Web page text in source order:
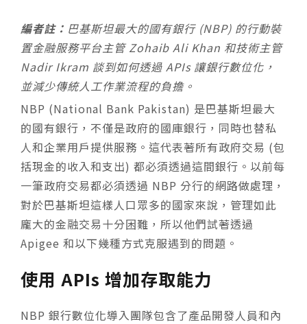
編者註： 巴基斯坦最大的國有銀行 (NBP) 的行動裝
置金融服務平台主管 Zohaib Ali Khan 和技術主管
Nadir Ikram 談到如何透過 APIs 讓銀行數位化，
並減少傳統人工作業流程的負擔。
NBP (National Bank Pakistan) 是巴基斯坦最大
的國有銀行，不僅是政府的國庫銀行，同時也替私
人和企業用戶提供服務。這代表著所有政府交易 (包
括現金的收入和支出) 都必須透過這間銀行。以前每
一筆政府交易都必須透過 NBP 分行的網路做處理，
對於巴基斯坦這樣人口眾多的國家來說，管理如此
龐大的金融交易十分困難，所以他們試著透過
Apigee 和以下幾種方式克服遇到的問題。
使用 APIs 增加存取能力
NBP 銀行數位化導入團隊包含了產品開發人員和內